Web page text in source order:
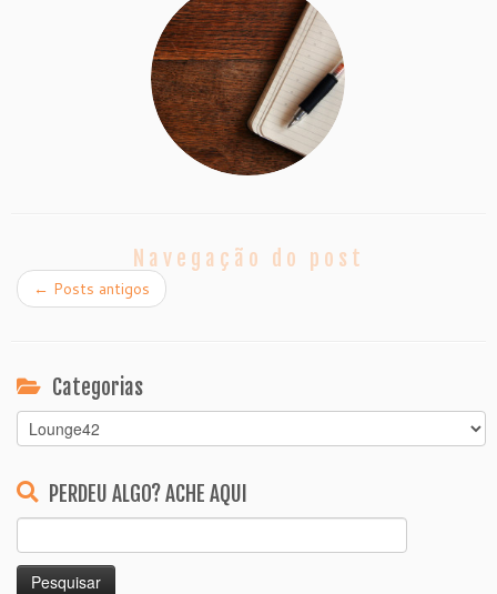
Navegação do post
← Posts antigos
Categorias
Categorias
PERDEU ALGO? ACHE AQUI
por: